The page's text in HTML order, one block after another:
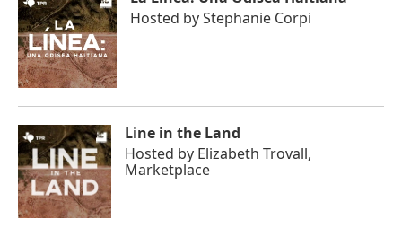
Hosted byStephanie Corpi
Line in the Land
Hosted by Elizabeth Trovall,
Marketplace